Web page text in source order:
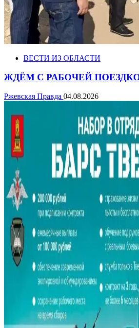
ВЕСТИ ИЗ ОБЛАСТИ
ЖДЁМ С РАБОЧЕЙ
Ржевская Правда 04.08.2026